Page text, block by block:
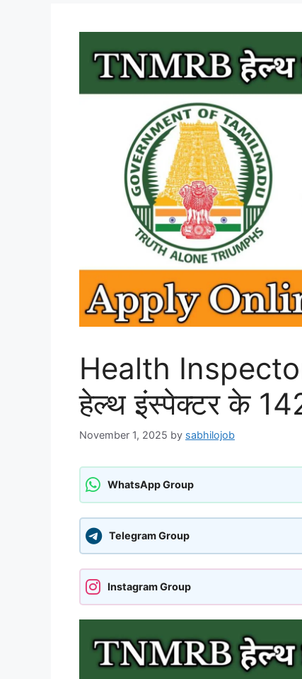
Health
हेल्थ इंस्पेक्टर के
November 1, 2025 by sabhilojob
WhatsApp Group
Telegram Group
Instagram Group